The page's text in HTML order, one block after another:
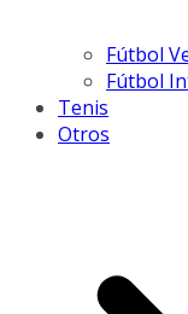
Fútbol
Fútbol
Tenis
Otros